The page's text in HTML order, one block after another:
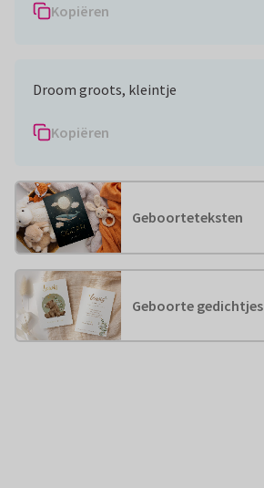
Kopiëren
Droom groots, kleintje
Kopiëren
Geboorteteksten
Geboorte gedichtjes